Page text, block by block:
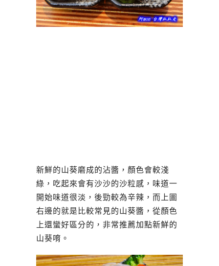
新鮮的山葵磨成的沾醬，顏色會較淺
綠，吃起來會有沙沙的沙粒感，味道一
開始味道很淡，後勁較為辛辣，而上圖
右邊的就是比較常見的山葵醬，從顏色
上還蠻好區分的，非常推薦加點新鮮的
山葵唷。